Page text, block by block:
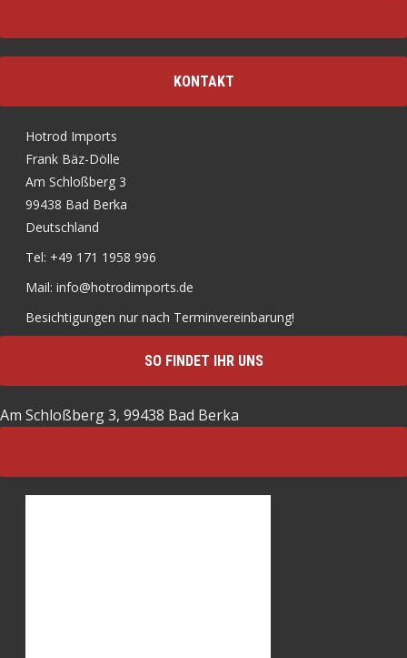
KONTAKT
Hotrod Imports
Frank Bäz-Dölle
Am Schloßberg 3
99438 Bad Berka
Deutschland
Tel: +49 171 1958 996
Mail: info@hotrodimports.de
Besichtigungen nur nach Terminvereinbarung!
SO FINDET IHR UNS
Am Schloßberg 3, 99438 Bad Berka